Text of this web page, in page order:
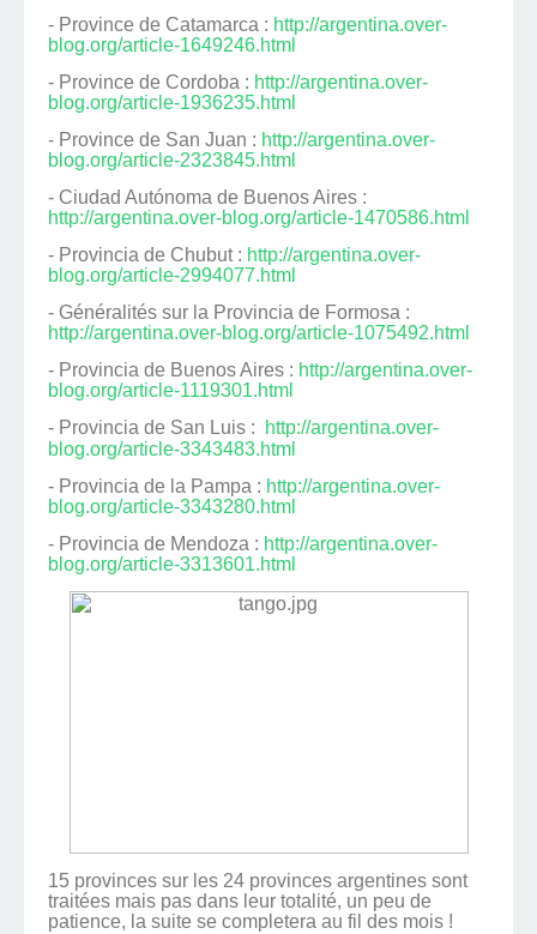
- Province de Catamarca : http://argentina.over-
blog.org/article-1649246.html
- Province de Cordoba : http://argentina.over-
blog.org/article-1936235.html
- Province de San Juan : http://argentina.over-
blog.org/article-2323845.html
- Ciudad Autónoma de Buenos Aires :
http://argentina.over-blog.org/article-1470586.html
- Provincia de Chubut : http://argentina.over-
blog.org/article-2994077.html
- Généralités sur la Provincia de Formosa :
http://argentina.over-blog.org/article-1075492.html
- Provincia de Buenos Aires : http://argentina.over-
blog.org/article-1119301.html
- Provincia de San Luis :
http://argentina.over-
blog.org/article-3343483.html
- Provincia de la Pampa : http://argentina.over-
blog.org/article-3343280.html
- Provincia de Mendoza : http://argentina.over-
blog.org/article-3313601.html
15 provinces sur les 24 provinces argentines sont
traitées mais pas dans leur totalité, un peu de
patience, la suite se completera au fil des mois !